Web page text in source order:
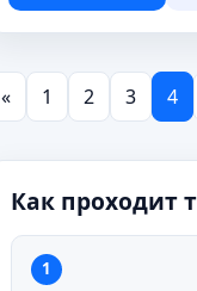
« 1 2 3 4
Как проходит
1